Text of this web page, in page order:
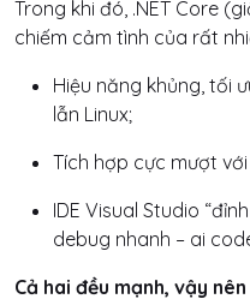
Trong khi đó, .NET Core
chiếm cảm tình của rất
Hiệu năng khủng, tối
lẫn Linux;
Tích hợp cực mượt
IDE Visual Studio
debug nhanh – ai
Cả hai đều mạnh, vậy